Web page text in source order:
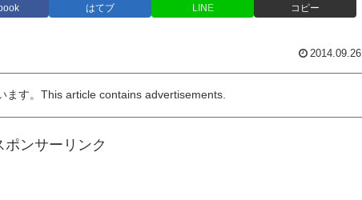
はてブ LINE コピー
2014.09.26
ます。This article contains advertisements.
ポンサーリンク